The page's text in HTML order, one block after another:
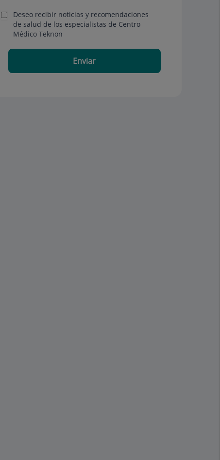
Deseo recibir noticias y recomendaciones
de salud de los especialistas de Centro
Médico Teknon
Enviar